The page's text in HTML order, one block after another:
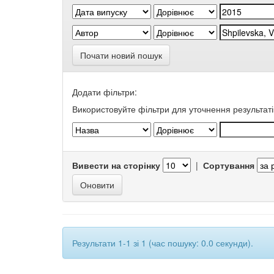
Почати новий пошук
Додати фільтри:
Використовуйте фільтри для уточнення
Вивести на сторінку | Сортування
Результати 1-1 зі 1 (час пошуку: 0.0 секунди).